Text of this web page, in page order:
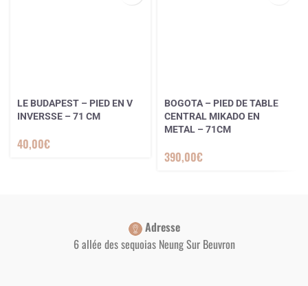
LE BUDAPEST – PIED EN V
INVERSSE – 71 CM
40,00€
BOGOTA – PIED DE TABLE
CENTRAL MIKADO EN
METAL – 71CM
390,00€
Adresse
6 allée des sequoias Neung Sur Beuvron